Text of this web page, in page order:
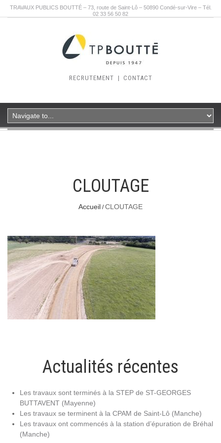
TRAVAUX PUBLICS BOUTTÉ – 73, route de Saint-Lô – 50890 Condé-sur-Vire – Tél.
02 33 56 50 82
RECRUTEMENT | CONTACT
CLOUTAGE
Accueil CLOUTAGE
Actualités récentes
Les travaux sont terminés à la STEP de ST-GEORGES
BUTTAVENT (Mayenne)
Les travaux se terminent à la CPAM de Saint-Lô (Manche)
Les travaux ont commencés à la station d’épuration de Bréhal
(Manche)